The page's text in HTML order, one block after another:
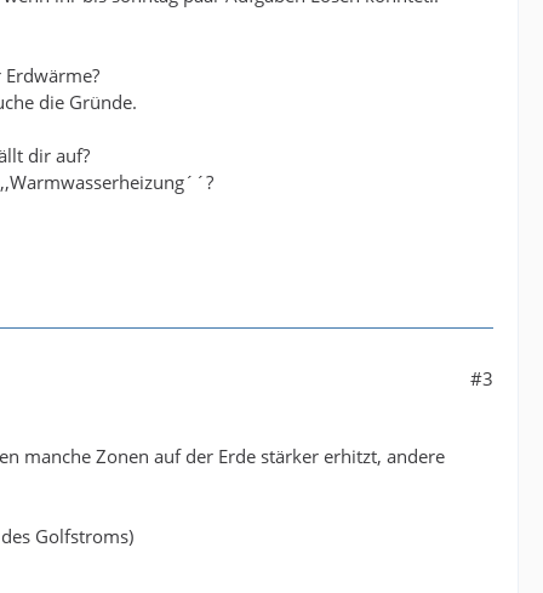
die Gründe.
dir auf?
#3
manche Zonen auf der Erde stärker erhitzt, andere
Golfstroms)